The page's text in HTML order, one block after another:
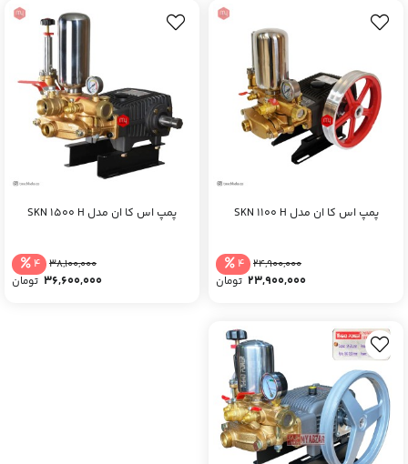
پمپ اس کا ان مدل SKN 1100 H
24,900,000
4
23,900,000 تومان
پمپ اس کا ان مدل SKN 1500 H
38,100,000
4
36,600,000 تومان